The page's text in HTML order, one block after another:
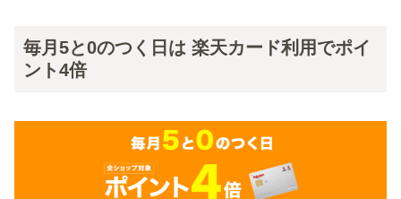
毎月5と0のつく日は 楽天カード利用でポイ
ント4倍